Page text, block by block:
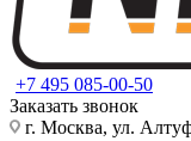
+7 495 085-00-50
Заказать звонок
г. Москва, ул.